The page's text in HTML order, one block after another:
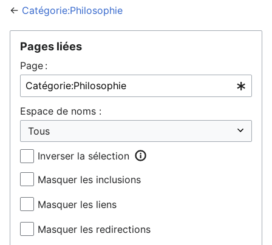
← Catégorie:Philosophie
Pages liées
Page :
Espace de noms :
Inverser la sélection
Masquer les inclusions
Masquer les liens
Masquer les redirections